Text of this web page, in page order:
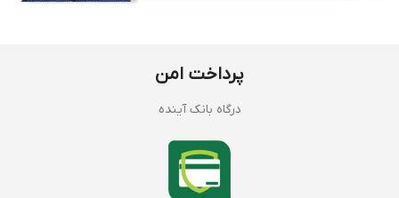
پرداخت امن
درگاه بانک آینده